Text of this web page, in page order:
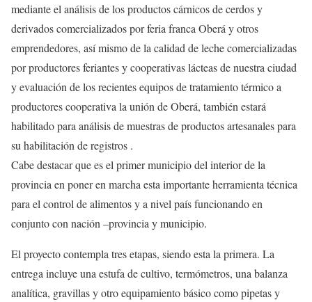
mediante el análisis de los productos cárnicos de cerdos y
derivados comercializados por feria franca Oberá y otros
emprendedores, así mismo de la calidad de leche comercializadas
por productores feriantes y cooperativas lácteas de nuestra ciudad
y evaluación de los recientes equipos de tratamiento térmico a
productores cooperativa la unión de Oberá, también estará
habilitado para análisis de muestras de productos artesanales para
su habilitación de registros .
Cabe destacar que es el primer municipio del interior de la
provincia en poner en marcha esta importante herramienta técnica
para el control de alimentos y a nivel país funcionando en
conjunto con nación –provincia y municipio.
El proyecto contempla tres etapas, siendo esta la primera. La
entrega incluye una estufa de cultivo, termómetros, una balanza
analítica, gravillas y otro equipamiento básico como pipetas y